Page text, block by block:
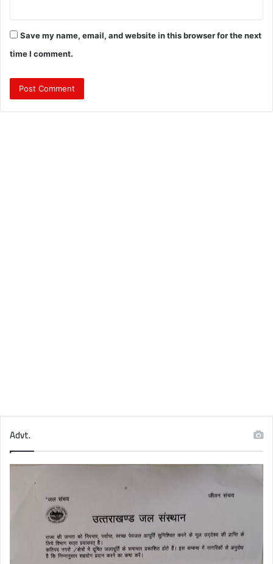
Save my name, email, and website in this browser for the next
time I comment.
Advt.